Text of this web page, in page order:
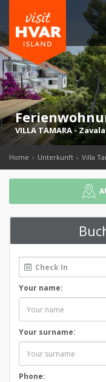
VILLA TAMARA -Zavala
Home Unterkunft Villa
Your name:
Your surname:
Phone: